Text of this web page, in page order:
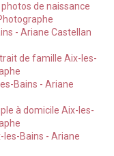
de naissance
- Ariane Castellan
de famille Aix-les-
Bains - Ariane
à domicile Aix-les-
Bains - Ariane